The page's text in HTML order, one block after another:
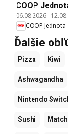
COOP
06.08.2026-
COOP Jednota
Ďalšie
Pizza Kiwi
Ashwagandha
Nintendo
Sushi